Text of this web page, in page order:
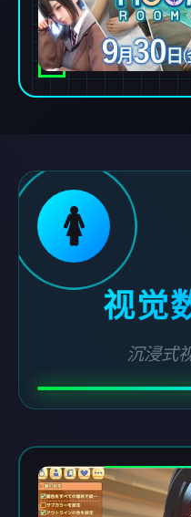
🚺
视觉
沉浸式